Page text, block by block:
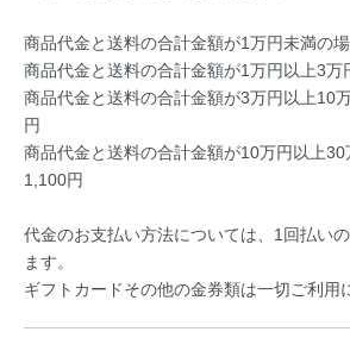
商品代金と送料の合計金額が1万円未満の
商品代金と送料の合計金額が1万円以上3万
商品代金と送料の合計金額が3万円以上10
円
商品代金と送料の合計金額が10万円以上
1,100円
代金のお支払い方法については、1回払い
ます。
ギフトカードその他の金券類は一切ご利用